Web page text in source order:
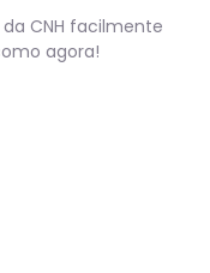
CNH facilmente
agora!